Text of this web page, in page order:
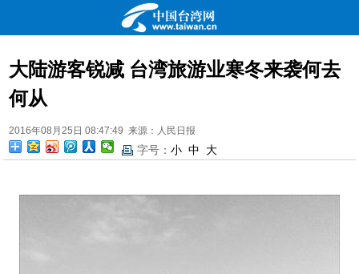
大陆游客锐减 台湾旅游业寒冬来袭何去
何从
2016年08月25日 08:47:49 来源：人民日报
字号： 小 中 大